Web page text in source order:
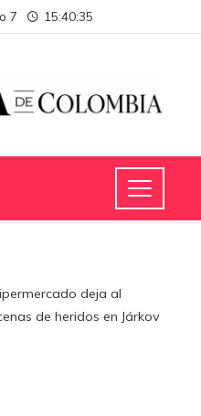
7 15:40:36
deja al
de heridos en Járkov